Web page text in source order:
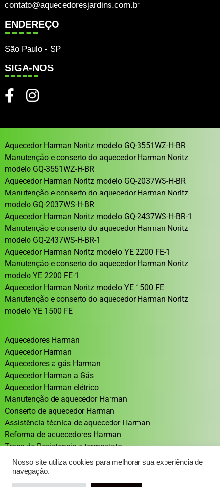
contato@aquecedoresjardins.com.br
ENDEREÇO
São Paulo - SP
SIGA-NOS
Aquecedor Harman Noritz modelo GQ-3551WZ-H-BR
Manutenção e conserto do aquecedor Harman Noritz
modelo GQ-3551WZ-H-BR
Aquecedor Harman Noritz modelo GQ-2037WS-H-BR
Manutenção e conserto do aquecedor Harman Noritz
modelo GQ-2037WS-H-BR
Aquecedor Harman Noritz modelo GQ-2437WS-H-BR-1
Manutenção e conserto do aquecedor Harman Noritz
modelo GQ-2437WS-H-BR-1
Aquecedor Harman Noritz modelo YE 2200 FE-1
Manutenção e conserto do aquecedor Harman Noritz
modelo YE 2200 FE-1
Aquecedor Harman Noritz modelo YE 1500 FE
Manutenção e conserto do aquecedor Harman Noritz
modelo YE 1500 FE
Aquecedores Harman
Aquecedor Harman
Aquecedores a gás Harman
Aquecedor Harman a Gás
Aquecedor Harman elétrico
Manutenção de aquecedor Harman
Conserto de aquecedor Harman
Assistência técnica de aquecedor Harman
Reforma de aquecedores Harman
Troca de Resistencia e termostato
Aquecedor solar Sistema de aquecimento solar
Nosso site utiliza cookies para melhorar sua experiência de
navegação.